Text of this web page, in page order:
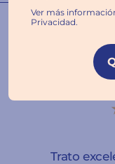
Nuestras
Trato
Ver más
Privacidad.